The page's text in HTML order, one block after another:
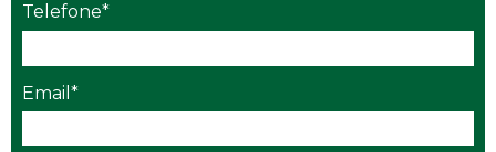
Telefone*
Email*